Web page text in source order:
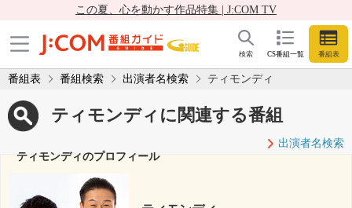
この夏、心を動かす作品特集 | J:COM TV
CS番組一覧 番組表
検索
番組表 番組検索 出演者名検索 ティモンディ
ティモンディに関連する番組
出演者名検索
ティモンディのプロフィール